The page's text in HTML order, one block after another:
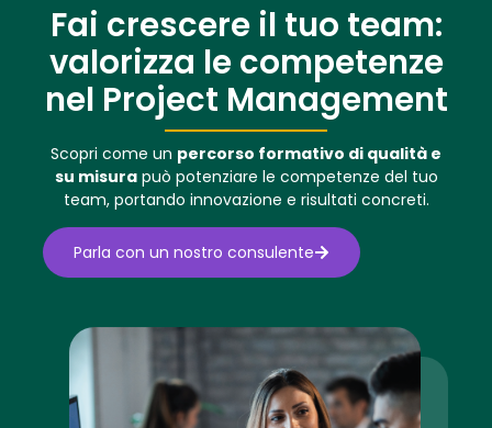
Fai crescere il tuo team:
valorizza le competenze
nel Project Management
​Scopri come un percorso formativo di qualità e
su misurapuò potenziare le competenze del tuo
team, portando innovazione e risultati concreti.
Parla con un nostro consulente